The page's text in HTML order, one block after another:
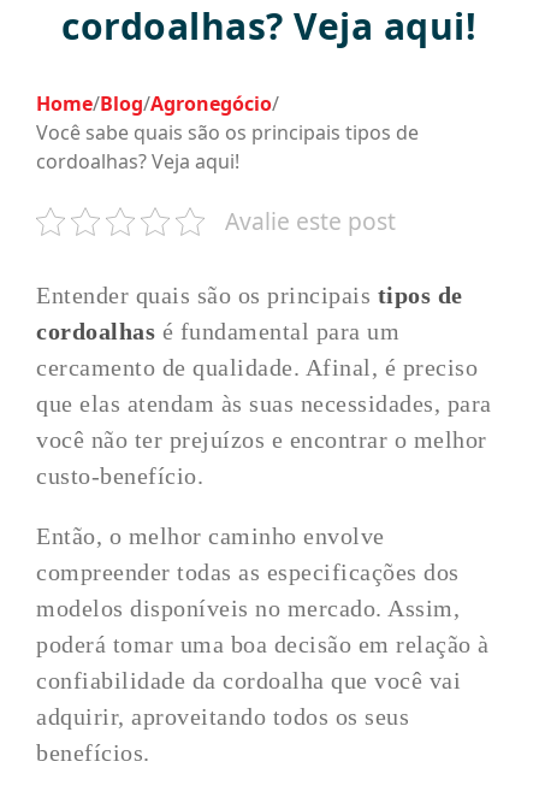
cordoalhas? Veja aqui!
Home/Blog/Agronegócio/
Você sabe quais são os principais tipos de
cordoalhas? Veja aqui!
Avalie este post
Entender quais são os principais tipos de
cordoalhas é fundamental para um
cercamento de qualidade. Afinal, é preciso
que elas atendam às suas necessidades, para
você não ter prejuízos e encontrar o melhor
custo-benefício.
Então, o melhor caminho envolve
compreender todas as especificações dos
modelos disponíveis no mercado. Assim,
poderá tomar uma boa decisão em relação à
confiabilidade da cordoalha que você vai
adquirir, aproveitando todos os seus
benefícios.